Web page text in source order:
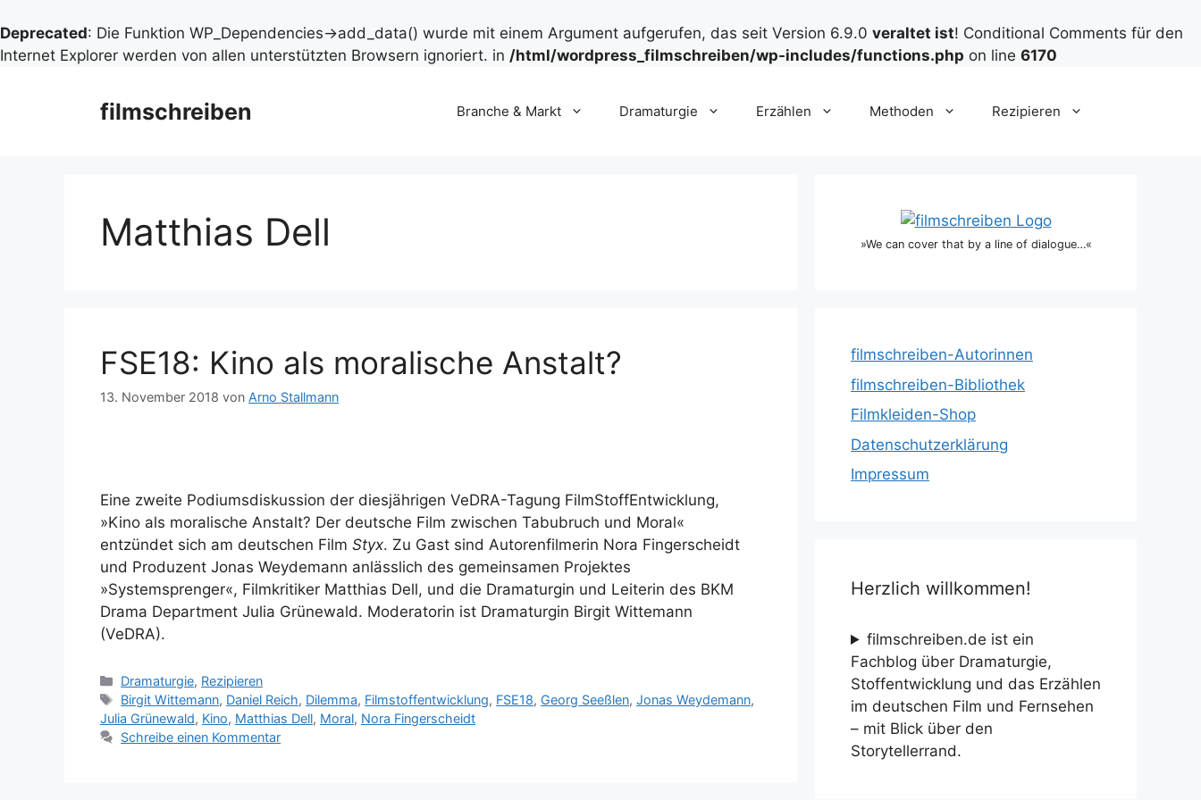
Deprecated: Die Funktion WP_Dependencies->add_data() wurde mit einem Argument aufgerufen, das seit Version 6.9.0 veraltet ist! Conditional Comments für den
Internet Explorer werden von allen unterstützten Browsern ignoriert. in /html/wordpress_filmschreiben/wp-includes/functions.php on line 6170
filmschreiben Branche & Markt Dramaturgie Erzählen Methoden Rezipieren
Matthias Dell
FSE18: Kino als moralische Anstalt?
13. November 2018 von Arno Stallmann
Eine zweite Podiumsdiskussion der diesjährigen VeDRA-Tagung FilmStoffEntwicklung,
»Kino als moralische Anstalt? Der deutsche Film zwischen Tabubruch und Moral«
entzündet sich am deutschen Film Styx. Zu Gast sind Autorenfilmerin Nora Fingerscheidt
und Produzent Jonas Weydemann anlässlich des gemeinsamen Projektes
»Systemsprenger«, Filmkritiker Matthias Dell, und die Dramaturgin und Leiterin des BKM
Drama Department Julia Grünewald. Moderatorin ist Dramaturgin Birgit Wittemann
(VeDRA).
Kategorien
Dramaturgie, Rezipieren
Schlagwörter
Birgit Wittemann, Daniel Reich, Dilemma, Filmstoffentwicklung, FSE18, Georg Seeßlen,Jonas Weydemann,
Julia Grünewald, Kino, Matthias Dell, Moral, Nora Fingerscheidt
Schreibe einen Kommentar
»We can cover that by a line of dialogue…«
filmschreiben-Autorinnen
filmschreiben-Bibliothek
Filmkleiden-Shop
Datenschutzerklärung
Impressum
Herzlich willkommen!
filmschreiben.de ist ein
Fachblog über Dramaturgie,
Stoffentwicklung und das Erzählen
im deutschen Film und Fernsehen
– mit Blick über den
Storytellerrand.